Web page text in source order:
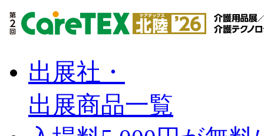
出展社・
出展商品一覧